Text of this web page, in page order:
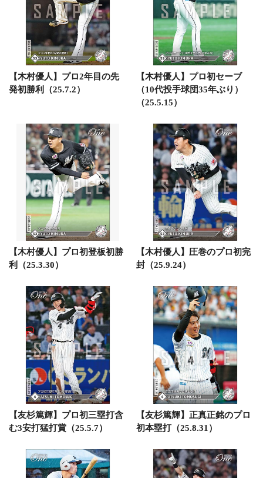
【木村優人】プロ2年目の先
発初勝利（25.7.2）
【木村優人】プロ初セーブ
（10代投手球団35年ぶり）
（25.5.15）
【木村優人】プロ初登板初勝
利（25.3.30）
【木村優人】圧巻のプロ初完
封（25.9.24）
【友杉篤輝】プロ初三塁打含
む3安打猛打賞（25.5.7）
【友杉篤輝】正真正銘のプロ
初本塁打（25.8.31）